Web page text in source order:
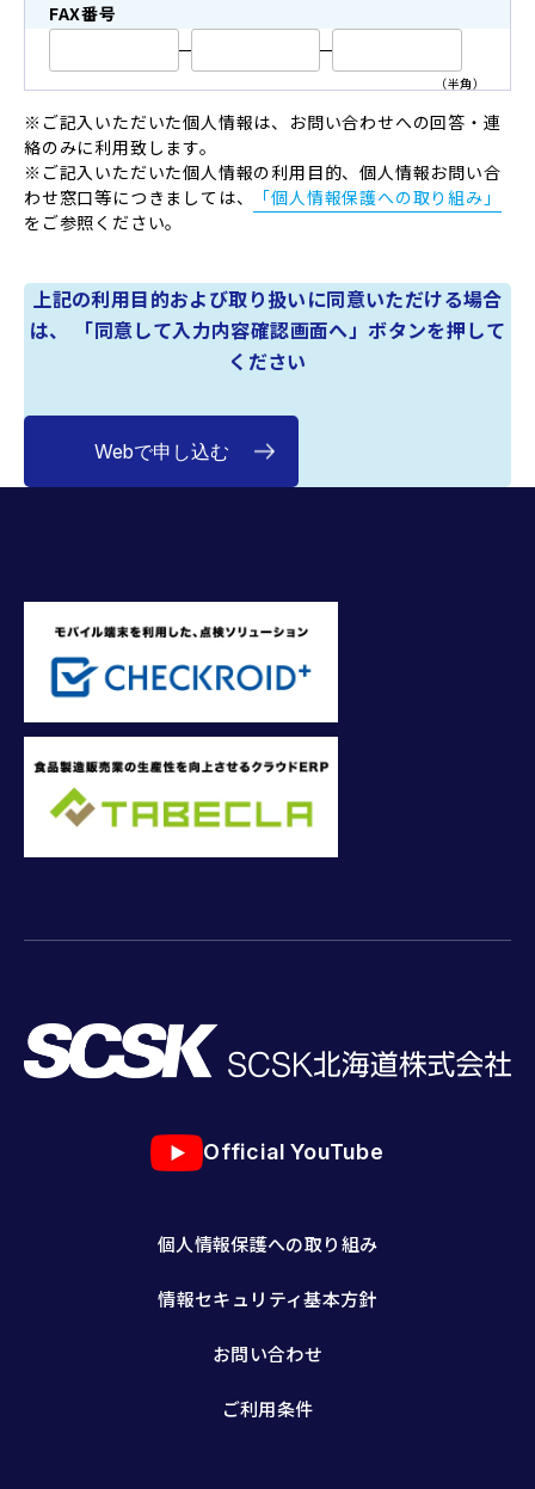
FAX番号
（半角）
※ご記入いただいた個人情報は、お問い合わせへの回答・連
絡のみに利用致します。
※ご記入いただいた個人情報の利用目的、個人情報お問い合
わせ窓口等につきましては、
「個人情報保護への取り組み」
をご参照ください。
上記の利用目的および取り扱いに同意いただける場合
は、 「同意して入力内容確認画面へ」ボタンを押して
ください
Official YouTube
個人情報保護への取り組み
情報セキュリティ基本方針
お問い合わせ
ご利用条件